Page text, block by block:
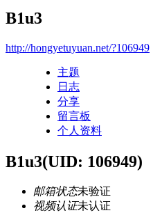
B1u3
http://hongyetuyuan.net/?106949
主题
日志
分享
留言板
个人资料
B1u3(UID: 106949)
邮箱状态未验证
视频认证未认证